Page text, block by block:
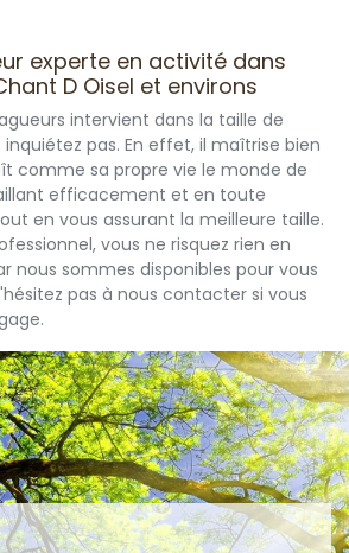
experte en activité dans
D Oisel et environs
intervient dans la taille de
pas. En effet, il maîtrise bien
comme sa propre vie le monde de
efficacement et en toute
en vous assurant la meilleure taille.
vous ne risquez rien en
nous sommes disponibles pour vous
pas à nous contacter si vous